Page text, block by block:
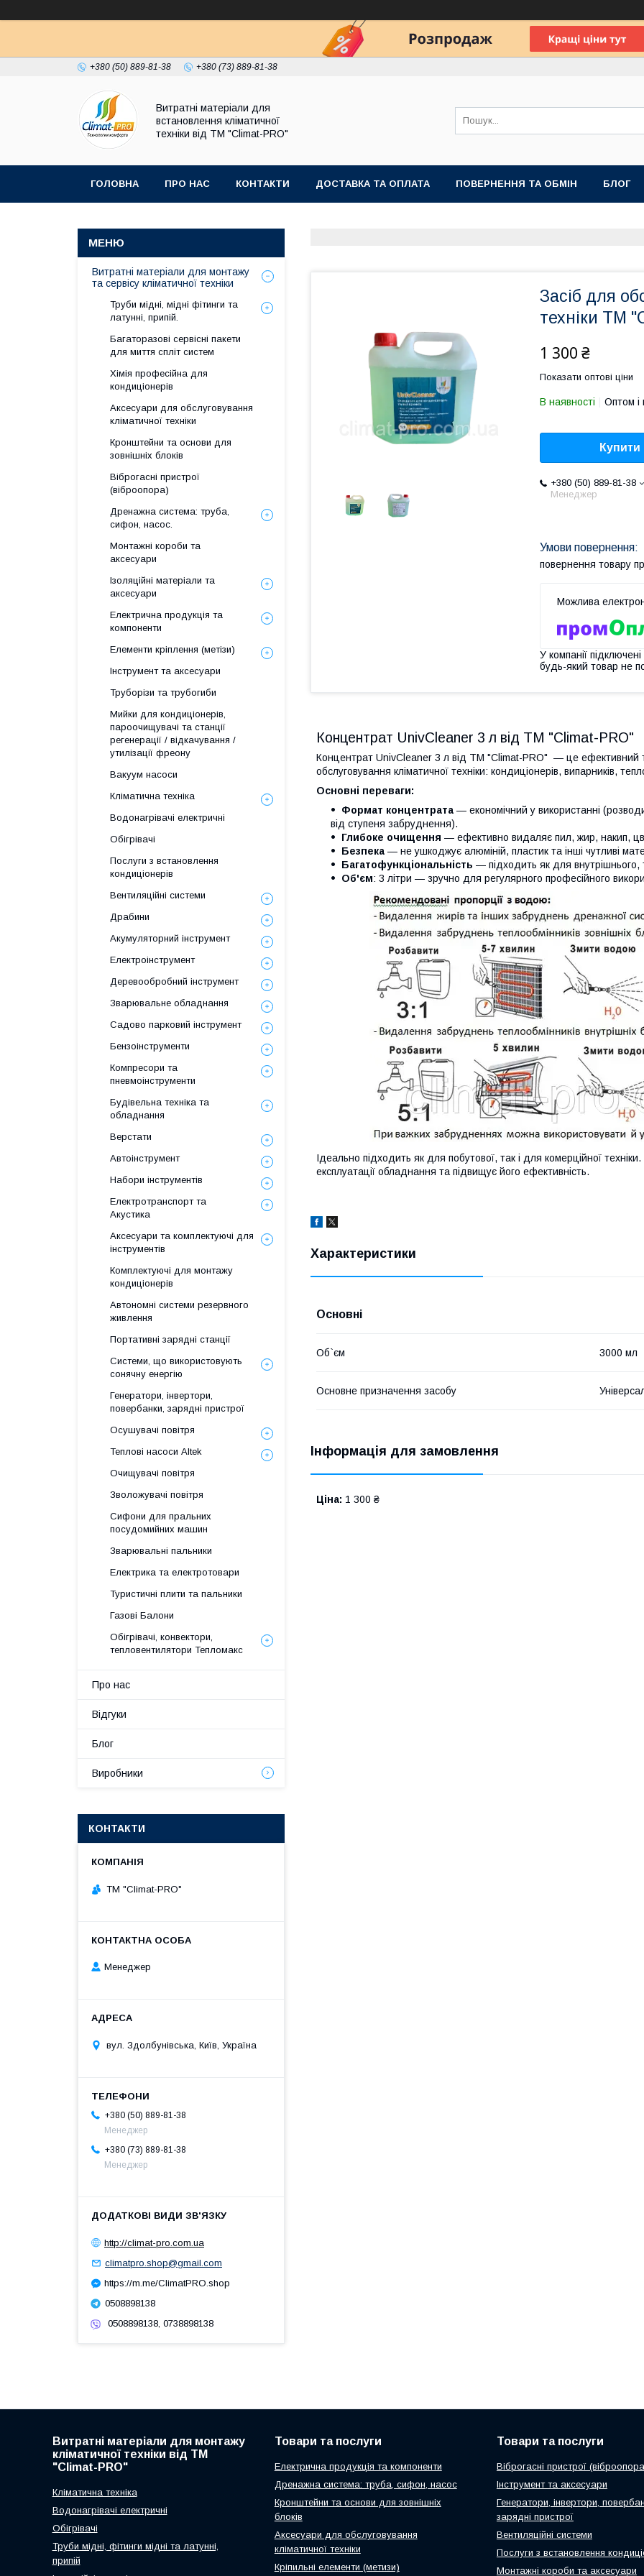
+380 (50) 889-81-38 +380 (73) 889-81-38
Витратні матеріали для
встановлення кліматичної
техніки від ТМ "Climat-PRO"
ГОЛОВНА ПРО НАС КОНТАКТИ ДОСТАВКА ТА ОПЛАТА ПОВЕРНЕННЯ ТА ОБМІН БЛОГ
Засіб для
техніки ТМ
1 300 ₴
Показати оптові ціни
В наявності Оптом і
Купити
+380 (50) 889-81-38
Менеджер
повернення товару
У компанії
будь-який товар не
Концентрат UnivCleaner 3 л від ТМ "Climat-PRO"
Концентрат UnivCleaner 3 л від ТМ "Climat-PRO" — це ефективний
обслуговування кліматичної техніки: кондиціонерів, випарників,
Основні переваги:
Формат концентрата — економічний у використанні
від ступеня забруднення).
Глибоке очищення — ефективно видаляє пил, жир, накип,
Безпека — не ушкоджує алюміній, пластик та інші чутливі
Багатофункціональність — підходить як для внутрішнього,
Об'єм: 3 літри — зручно для регулярного професійного
Ідеально підходить як для побутової, так і для комерційної
експлуатації обладнання та підвищує його ефективність.
Характеристики
Основні
Об`єм 3000 мл
Основне призначення засобу
Інформація для замовлення
Ціна: 1 300 ₴
Витратні матеріали для монтажу
та сервісу кліматичної техніки
Труби мідні, мідні фітинги та
латунні, припій.
Багаторазові сервісні пакети
для миття спліт систем
Хімія професійна для
кондиціонерів
Аксесуари для обслуговування
кліматичної техніки
Кронштейни та основи для
зовнішніх блоків
Віброгасні пристрої
(віброопора)
Дренажна система: труба,
сифон, насос.
Монтажні короби та
аксесуари
Ізоляційні матеріали та
аксесуари
Електрична продукція та
компоненти
Елементи кріплення (метізи)
Інструмент та аксесуари
Труборізи та трубогиби
Мийки для кондиціонерів,
пароочищувачі та станції
регенерації / відкачування /
утилізації фреону
Вакуум насоси
Кліматична техніка
Водонагрівачі електричні
Обігрівачі
Послуги з встановлення
кондиціонерів
Вентиляційні системи
Драбини
Акумуляторний інструмент
Електроінструмент
Деревообробний інструмент
Зварювальне обладнання
Садово парковий інструмент
Бензоінструменти
Компресори та
пневмоінструменти
Будівельна техніка та
обладнання
Верстати
Автоінструмент
Набори інструментів
Електротранспорт та
Акустика
Аксесуари та комплектуючі для
інструментів
Комплектуючі для монтажу
кондиціонерів
Автономні системи резервного
живлення
Портативні зарядні станції
Системи, що використовують
сонячну енергію
Генератори, інвертори,
повербанки, зарядні пристрої
Осушувачі повітря
Теплові насоси Altek
Очищувачі повітря
Зволожувачі повітря
Сифони для пральних
посудомийних машин
Зварювальні пальники
Електрика та електротовари
Туристичні плити та пальники
Газові Балони
Обігрівачі, конвектори,
тепловентилятори Тепломакс
Про нас
Відгуки
Блог
Виробники
КОНТАКТИ
ТМ "Climat-PRO"
Менеджер
вул. Здолбунівська, Київ, Україна
+380 (50) 889-81-38
Менеджер
+380 (73) 889-81-38
Менеджер
http://climat-pro.com.ua
climatpro.shop@gmail.com
https://m.me/ClimatPRO.shop
0508898138
0508898138, 0738898138
Витратні матеріали для монтажу
кліматичної техніки від ТМ
"Climat-PRO"
Кліматична техніка
Водонагрівачі електричні
Обігрівачі
Труби мідні, фітинги мідні та латунні,
припій
Товари та послуги
Електрична продукція та компоненти
Дренажна система: труба, сифон, насос
Кронштейни та основи для зовнішніх
блоків
Аксесуари для обслуговування
кліматичної техніки
Кріпильні елементи (метизи)
Товари та послуги
Віброгасні пристрої
Інструмент та аксесуари
Генератори, інвертори,
зарядні пристрої
Вентиляційні системи
Послуги з встановлення
Монтажні короби та аксесуари